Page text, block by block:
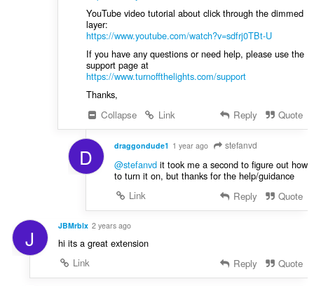
YouTube video tutorial about click through the dimmed
layer:
https://www.youtube.com/watch?v=sdfrj0TBt-U
If you have any questions or need help, please use the
support page at
https://www.turnoffthelights.com/support
Thanks,
Collapse
Link Reply Quote
D draggondude1 1 year ago stefanvd
@stefanvdit took me a second to figure out how
to turn it on, but thanks for the help/guidance
Link
Reply Quote
J JBMrblx 2 years ago
hi its a great extension
Link
Reply Quote